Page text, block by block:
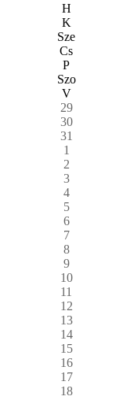
H
K
Sze
Cs
P
Szo
V
29
30
31
1
2
3
4
5
6
7
8
9
10
11
12
13
14
15
16
17
18